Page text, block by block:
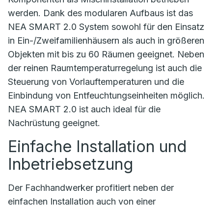
werden. Dank des modularen Aufbaus ist das
NEA SMART 2.0 System sowohl für den Einsatz
in Ein-/Zweifamilienhäusern als auch in größeren
Objekten mit bis zu 60 Räumen geeignet. Neben
der reinen Raumtemperaturregelung ist auch die
Steuerung von Vorlauftemperaturen und die
Einbindung von Entfeuchtungseinheiten möglich.
NEA SMART 2.0 ist auch ideal für die
Nachrüstung geeignet.
Einfache Installation und
Inbetriebsetzung
Der Fachhandwerker profitiert neben der
einfachen Installation auch von einer